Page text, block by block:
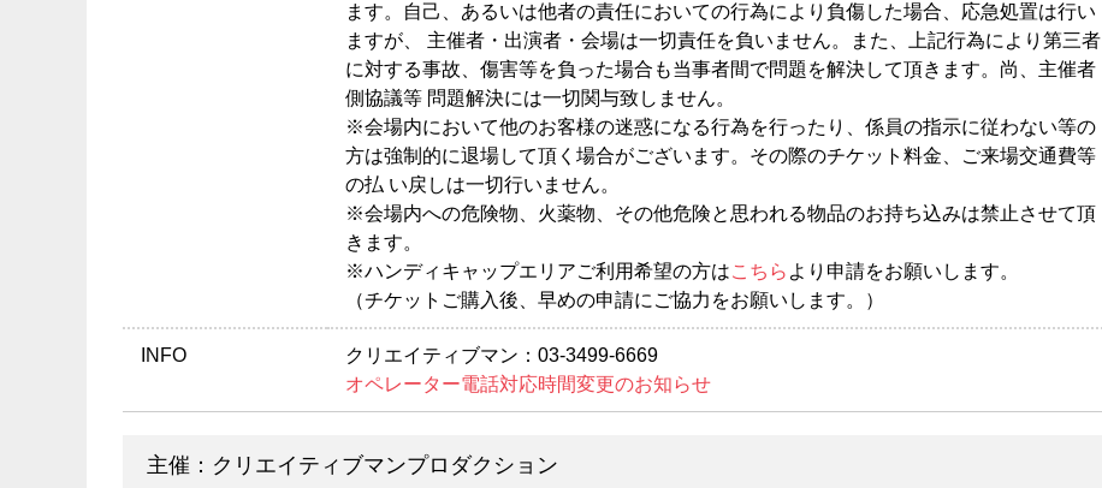
ます。自己、あるいは他者の責任においての行為により負傷した場合、応急処置は行い
ますが、 主催者・出演者・会場は一切責任を負いません。また、上記行為により第三者
に対する事故、傷害等を負った場合も当事者間で問題を解決して頂きます。尚、主催者
側協議等 問題解決には一切関与致しません。
※会場内において他のお客様の迷惑になる行為を行ったり、係員の指示に従わない等の
方は強制的に退場して頂く場合がございます。その際のチケット料金、ご来場交通費等
の払 い戻しは一切行いません。
※会場内への危険物、火薬物、その他危険と思われる物品のお持ち込みは禁止させて頂
きます。
※ハンディキャップエリアご利用希望の方はこちら より申請をお願いします。
（チケットご購入後、早めの申請にご協力をお願いします。）
INFO
クリエイティブマン：03-3499-6669
オペレーター電話対応時間変更のお知らせ
主催：クリエイティブマンプロダクション